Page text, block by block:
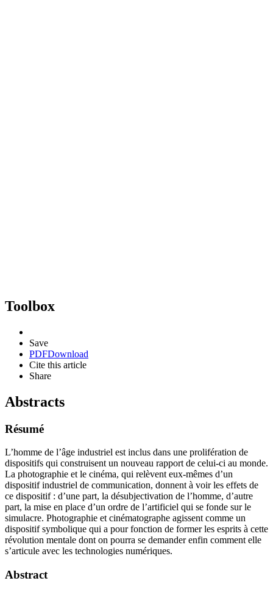
Toolbox
Save
PDFDownload
Cite this article
Share
Abstracts
Résumé
L’homme de l’âge industriel est inclus dans une prolifération de
dispositifs qui construisent un nouveau rapport de celui-ci au monde.
La photographie et le cinéma, qui relèvent eux-mêmes d’un
dispositif industriel de communication, donnent à voir les effets de
ce dispositif : d’une part, la désubjectivation de l’homme, d’autre
part, la mise en place d’un ordre de l’artificiel qui se fonde sur le
simulacre. Photographie et cinématographe agissent comme un
dispositif symbolique qui a pour fonction de former les esprits à cette
révolution mentale dont on pourra se demander enfin comment elle
s’articule avec les technologies numériques.
Abstract